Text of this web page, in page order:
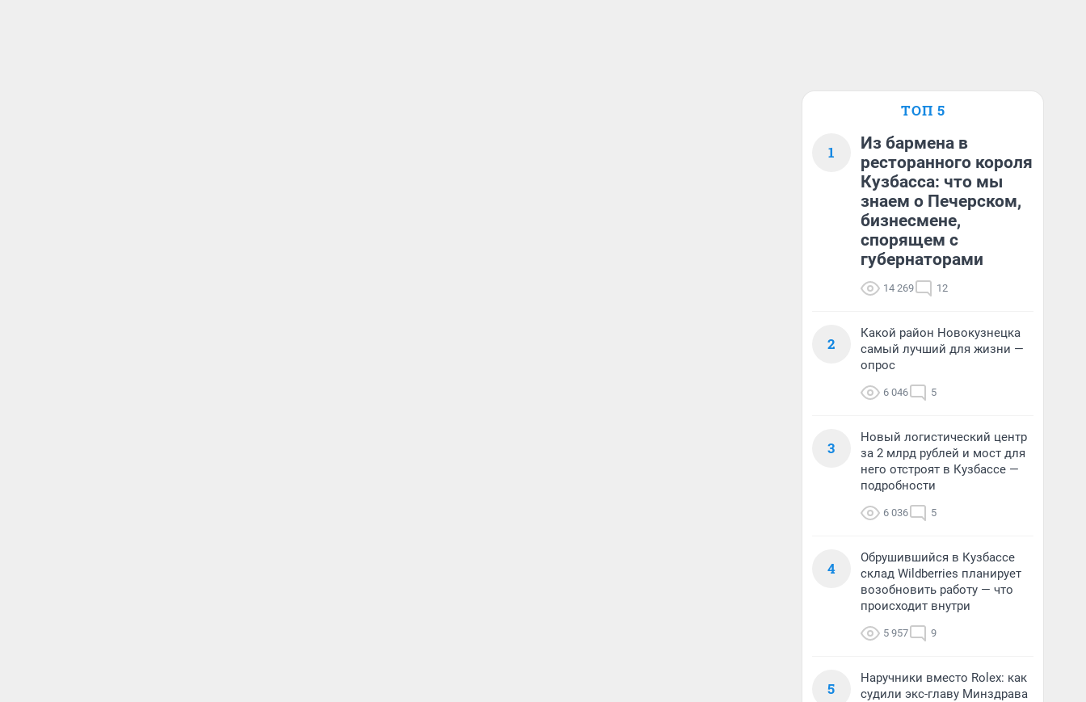
ТОП 5
1
Из бармена в
ресторанного короля
Кузбасса: что мы
знаем о Печерском,
бизнесмене,
спорящем с
губернаторами
14 269 12
2
Какой район Новокузнецка
самый лучший для жизни —
опрос
6 046 5
3
Новый логистический центр
за 2 млрд рублей и мост для
него отстроят в Кузбассе —
подробности
6 036 5
4
Обрушившийся в Кузбассе
склад Wildberries планирует
возобновить работу — что
происходит внутри
5 957 9
5
Наручники вместо Rolex: как
судили экс-главу Минздрава